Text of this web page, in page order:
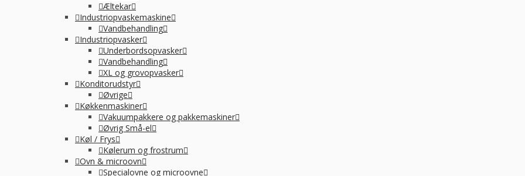
Æltekar
Industriopvaskemaskine
Vandbehandling
Industriopvasker
Underbordsopvasker
Vandbehandling
XL og grovopvasker
Konditorudstyr
Øvrige
Køkkenmaskiner
Vakuumpakkere og pakkemaskiner
Øvrig Små-el
Køl / Frys
Kølerum og frostrum
Ovn & microovn
Specialovne og microovne